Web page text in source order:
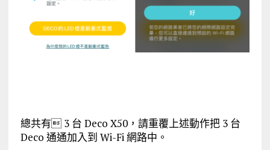
總共有 3 台 Deco X50，請重覆上述動作把 3 台
Deco 通通加入到 Wi-Fi 網路中。